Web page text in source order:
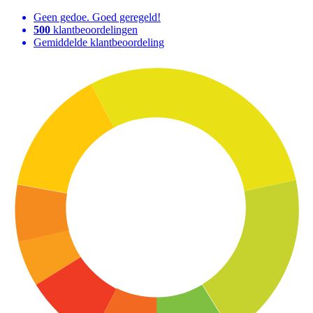
Geen gedoe. Goed geregeld!
500 klantbeoordelingen
Gemiddelde klantbeoordeling